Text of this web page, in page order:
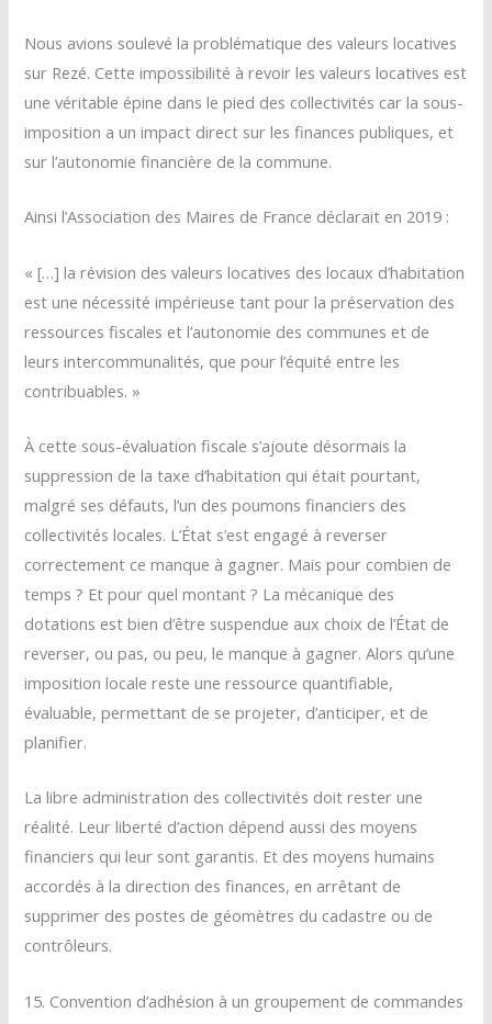
Nous avions soulevé la problématique des valeurs locatives
sur Rezé. Cette impossibilité à revoir les valeurs locatives est
une véritable épine dans le pied des collectivités car la sous-
imposition a un impact direct sur les finances publiques, et
sur l’autonomie financière de la commune.
Ainsi l’Association des Maires de France déclarait en 2019 :
« […] la révision des valeurs locatives des locaux d’habitation
est une nécessité impérieuse tant pour la préservation des
ressources fiscales et l’autonomie des communes et de
leurs intercommunalités, que pour l’équité entre les
contribuables. »
À cette sous-évaluation fiscale s’ajoute désormais la
suppression de la taxe d’habitation qui était pourtant,
malgré ses défauts, l’un des poumons financiers des
collectivités locales. L’État s’est engagé à reverser
correctement ce manque à gagner. Mais pour combien de
temps ? Et pour quel montant ? La mécanique des
dotations est bien d’être suspendue aux choix de l’État de
reverser, ou pas, ou peu, le manque à gagner. Alors qu’une
imposition locale reste une ressource quantifiable,
évaluable, permettant de se projeter, d’anticiper, et de
planifier.
La libre administration des collectivités doit rester une
réalité. Leur liberté d’action dépend aussi des moyens
financiers qui leur sont garantis. Et des moyens humains
accordés à la direction des finances, en arrêtant de
supprimer des postes de géomètres du cadastre ou de
contrôleurs.
15. Convention d’adhésion à un groupement de commandes